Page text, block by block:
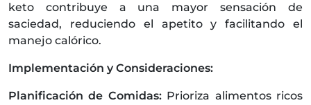
keto contribuye a una mayor sensación de
saciedad, reduciendo el apetito y facilitando el
manejo calórico.
Implementación y Consideraciones:
Planificación de Comidas:Prioriza alimentos ricos